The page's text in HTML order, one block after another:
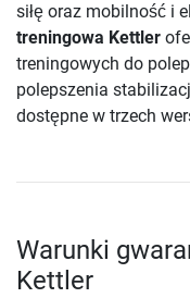
siłę oraz mobilność i
treningowa Kettler
treningowych do
polepszenia
dostępne w trzech
Warunki
Kettler